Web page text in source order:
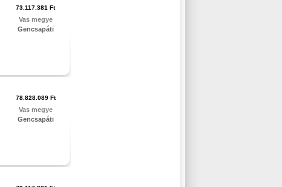
73.117.381 Ft
Vas megye
Gencsapáti
78.828.089 Ft
Vas megye
Gencsapáti